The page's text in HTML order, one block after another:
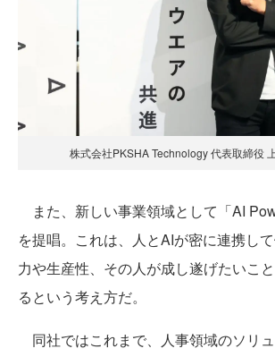
株式会社PKSHA Technology 代表取締役
また、新しい事業領域として「AI
を提唱。これは、人とAIが密に連携し
力や生産性、その人が成し遂げたいこ
るという考え方だ。
同社ではこれまで、人事領域のソリ